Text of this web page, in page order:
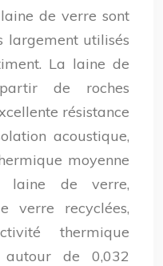
de verre sont
largement utilisés
La laine de
de roches
résistance
acoustique,
moyenne
laine de verre,
verre recyclées,
thermique
autour de 0,032